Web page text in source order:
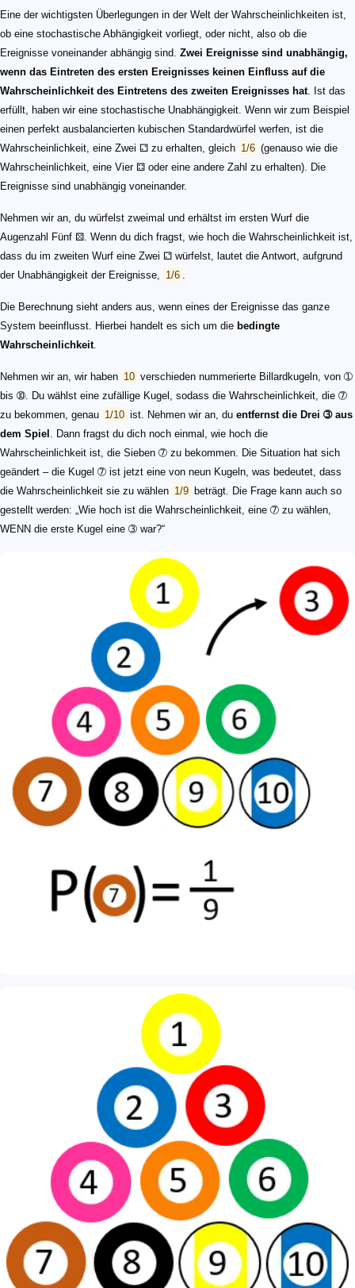
Eine der wichtigsten Überlegungen in der Welt der Wahrscheinlichkeiten ist,
ob eine stochastische Abhängigkeit vorliegt, oder nicht, also ob die
Ereignisse voneinander abhängig sind. Zwei Ereignisse sind unabhängig,
wenn das Eintreten des ersten Ereignisses keinen Einfluss auf die
Wahrscheinlichkeit des Eintretens des zweiten Ereignisses hat. Ist das
erfüllt, haben wir eine stochastische Unabhängigkeit. Wenn wir zum Beispiel
einen perfekt ausbalancierten kubischen Standardwürfel werfen, ist die
Wahrscheinlichkeit, eine Zwei ⚁ zu erhalten, gleich 1/6 (genauso wie die
Wahrscheinlichkeit, eine Vier ⚃ oder eine andere Zahl zu erhalten). Die
Ereignisse sind unabhängig voneinander.
Nehmen wir an, du würfelst zweimal und erhältst im ersten Wurf die
Augenzahl Fünf ⚄. Wenn du dich fragst, wie hoch die Wahrscheinlichkeit ist,
dass du im zweiten Wurf eine Zwei ⚁ würfelst, lautet die Antwort, aufgrund
der Unabhängigkeit der Ereignisse,
1/6
Die Berechnung sieht anders aus, wenn eines der Ereignisse das ganze
System beeinflusst. Hierbei handelt es sich um die bedingte
Wahrscheinlichkeit.
Nehmen wir an, wir haben 10 verschieden nummerierte Billardkugeln, von ➀
bis ➉. Du wählst eine zufällige Kugel, sodass die Wahrscheinlichkeit, die ➆
zu bekommen, genau 1/10 ist. Nehmen wir an, du entfernst die Drei ➂ aus
dem Spiel
. Dann fragst du dich noch einmal, wie hoch die
Wahrscheinlichkeit ist, die Sieben ➆ zu bekommen. Die Situation hat sich
geändert – die Kugel ➆ ist jetzt eine von neun Kugeln, was bedeutet, dass
die Wahrscheinlichkeit sie zu wählen 1/9 beträgt. Die Frage kann auch so
gestellt werden: „Wie hoch ist die Wahrscheinlichkeit, eine ➆ zu wählen,
WENN die erste Kugel eine ➂ war?“